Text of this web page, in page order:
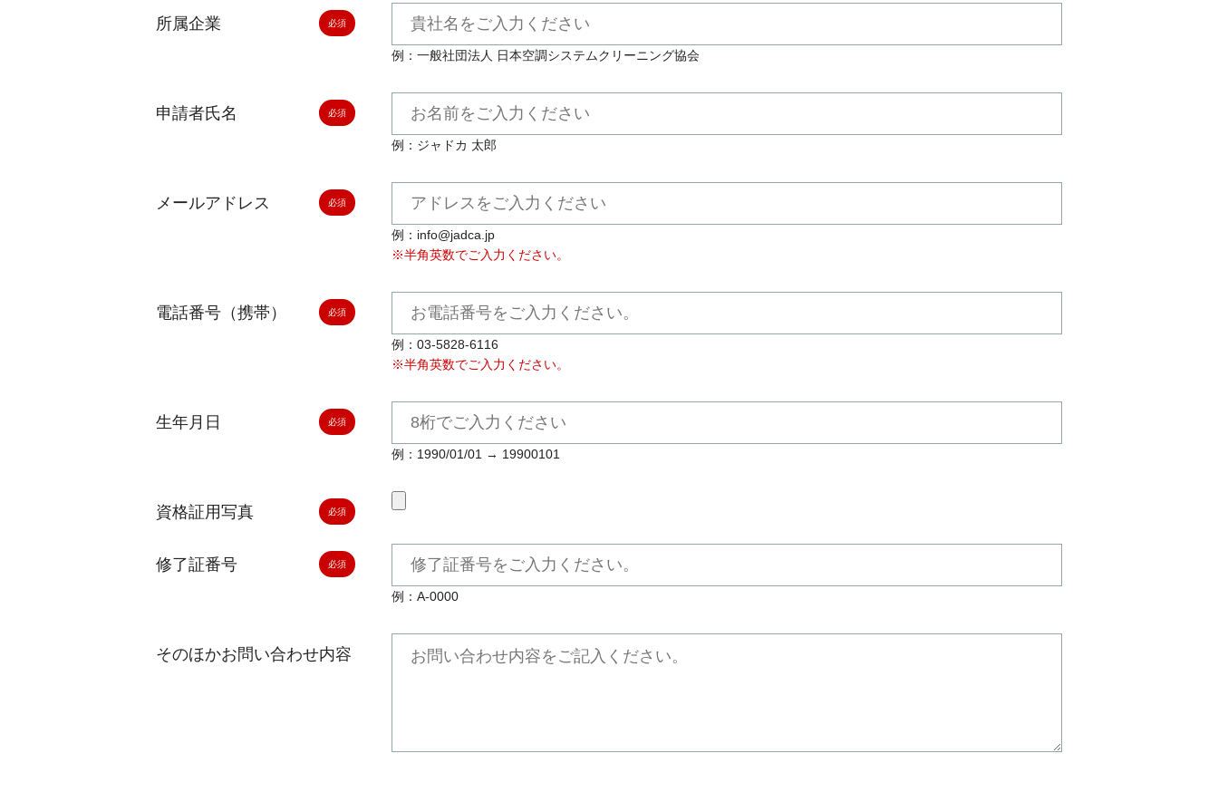
所属企業
例：一般社団法人 日本空調システムクリーニング協会
申請者氏名
例：ジャドカ 太郎
メールアドレス
例：info@jadca.jp
※半角英数でご入力ください。
電話番号（携帯）
例：03-5828-6116
※半角英数でご入力ください。
生年月日
例：1990/01/01 → 19900101
資格証用写真
修了証番号
例：A-0000
そのほかお問い合わせ内容